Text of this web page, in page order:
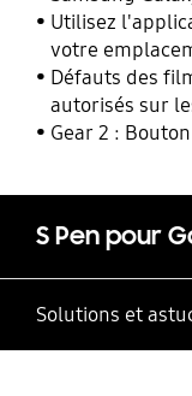
Utilisez
votre
Défauts des
autorisés sur
Gear 2 :
Solutions et